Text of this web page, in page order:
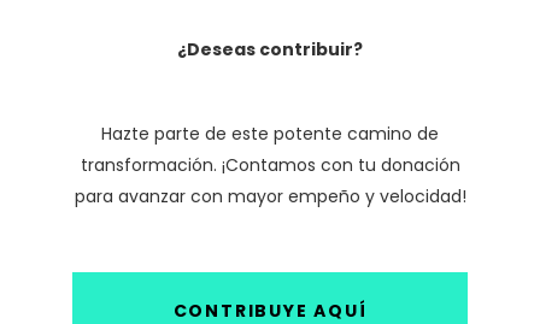
¿Deseas contribuir?
Hazte parte de este potente camino de
transformación. ¡Contamos con tu donación
para avanzar con mayor empeño y velocidad!
CONTRIBUYE AQUÍ